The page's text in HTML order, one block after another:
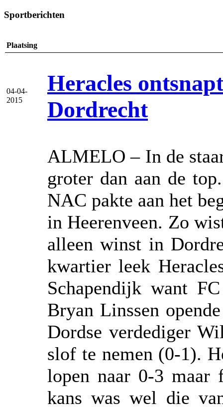
Sportberichten
Plaatsing
04-04-
2015
Heracles
Dordrecht
ALMELO – In de
groter dan aan de
NAC pakte aan het
in Heerenveen. Zo
alleen winst in
kwartier leek
Schapendijk want
Bryan Linssen
Dordse verdediger
slof te nemen (0-1).
lopen naar 0-3 maar
kans was wel die